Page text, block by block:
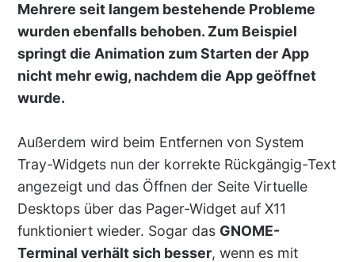
Mehrere seit langem bestehende Probleme
wurden ebenfalls behoben. Zum Beispiel
springt die Animation zum Starten der App
nicht mehr ewig, nachdem die App geöffnet
wurde.
Außerdem wird beim Entfernen von System
Tray-Widgets nun der korrekte Rückgängig-Text
angezeigt und das Öffnen der Seite Virtuelle
Desktops über das Pager-Widget auf X11
funktioniert wieder. Sogar das GNOME-
Terminal verhält sich besser, wenn es mit